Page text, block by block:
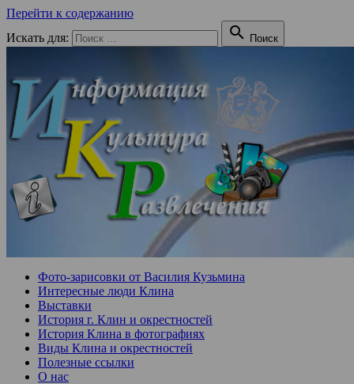
Перейти к содержанию
Искать для:
 Поиск
Фото-зарисовки от Василия Кузьмина
Интересные люди Клина
Выставки
История г. Клин и окрестностей
История Клина в фотографиях
Виды Клина и окрестностей
Полезные ссылки
О нас